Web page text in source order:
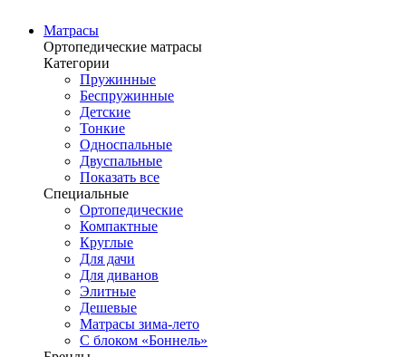
Матрасы
Ортопедические матрасы
Категории
Пружинные
Беспружинные
Детские
Тонкие
Односпальные
Двуспальные
Показать все
Специальные
Ортопедические
Компактные
Круглые
Для дачи
Для диванов
Элитные
Дешевые
Матрасы зима-лето
С блоком «Боннель»